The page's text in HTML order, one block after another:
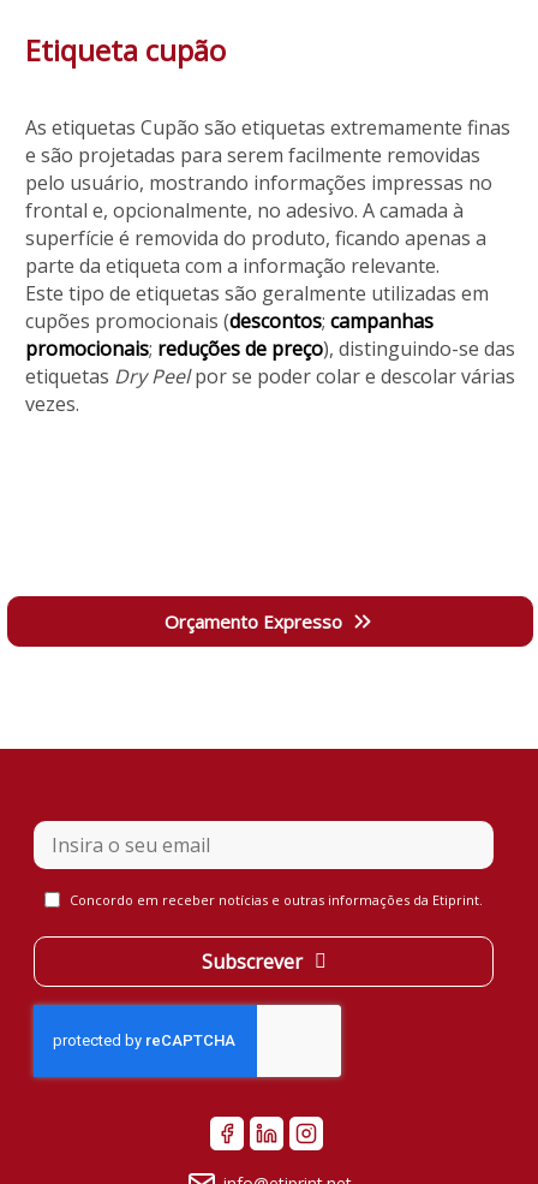
Etiqueta cupão
As etiquetas Cupão são etiquetas extremamente finas
e são projetadas para serem facilmente removidas
pelo usuário, mostrando informações impressas no
frontal e, opcionalmente, no adesivo. A camada à
superfície é removida do produto, ficando apenas a
parte da etiqueta com a informação relevante.
Este tipo de etiquetas são geralmente utilizadas em
cupões promocionais (descontos; campanhas
promocionais; reduções de preço), distinguindo-se das
etiquetas Dry Peelpor se poder colar e descolar várias
vezes.
Orçamento Expresso
Concordo em receber notícias e outras informações da Etiprint.
Subscrever